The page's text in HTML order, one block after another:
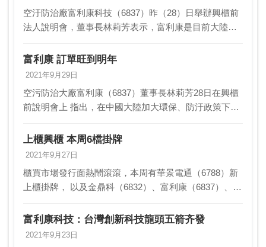
空汙防治廠富利康科技（6837）昨（28）日舉辦興櫃前
法人說明會，董事長林莉芳表示，富利康是目前大陸市
效果處理，可有效解決因焚燒垃圾而造成的戴奧辛。
富…
富利康 訂單旺到明年
2021年9月29日
空污防治大廠富利康（6837）董事長林莉芳28日在興櫃
前說明會上 指出，在中國大陸加大環保、防汙政策下，
南亞市場，預期2022年的營運表現一定 優於…
上櫃興櫃 本周6檔掛牌
2021年9月27日
櫃買市場發行面熱鬧滾滾，本周有華景電通（6788）新
上櫃掛牌， 以及金鼎科（6832）、富利康（6837）、展
檔興櫃尖兵掛牌買賣。上周五…
富利康科技：台灣創新科技龍頭五箭齐發
2021年9月23日